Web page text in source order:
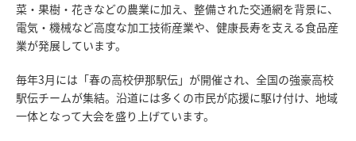
菜・果樹・花きなどの農業に加え、整備された交通網を背景に、
電気・機械など高度な加工技術産業や、健康長寿を支える食品産
業が発展しています。
毎年3月には「春の高校伊那駅伝」が開催され、全国の強豪高校
駅伝チームが集結。沿道には多くの市民が応援に駆け付け、地域
一体となって大会を盛り上げています。